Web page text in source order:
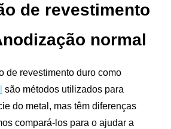
de revestimento
normal
de revestimento duro como
são métodos utilizados para
do metal, mas têm diferenças
compará-los para o ajudar a